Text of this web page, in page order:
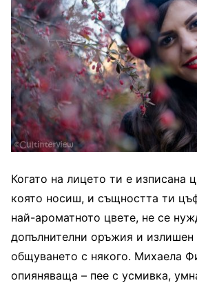
Когато на лицето ти е изписана
която носиш, и същността ти
най-ароматното цвете, не се
допълнителни оръжия и излишен
общуването с някого. Михаела
опияняваща – пее с усмивка,